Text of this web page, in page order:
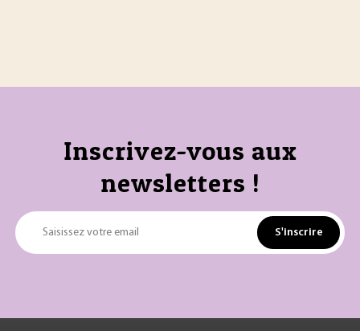
Inscrivez-vous aux
newsletters !
Saisissez votre email S'inscrire